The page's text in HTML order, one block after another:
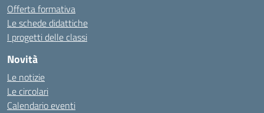
Offerta formativa
Le schede didattiche
I progetti delle classi
Novità
Le notizie
Le circolari
Calendario eventi